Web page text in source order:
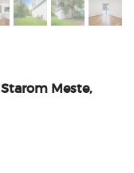
Meste,